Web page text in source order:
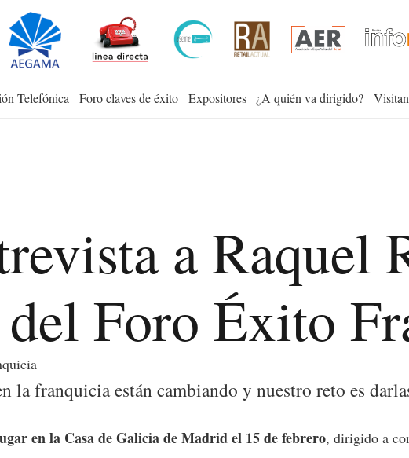
Telefónica Foro claves de éxito Expositores ¿A quién va dirigido?
a Raquel
Foro Éxito
la franquicia están cambiando y nuestro reto es
en la Casa de Galicia de Madrid el 15 de febrero, dirigido a